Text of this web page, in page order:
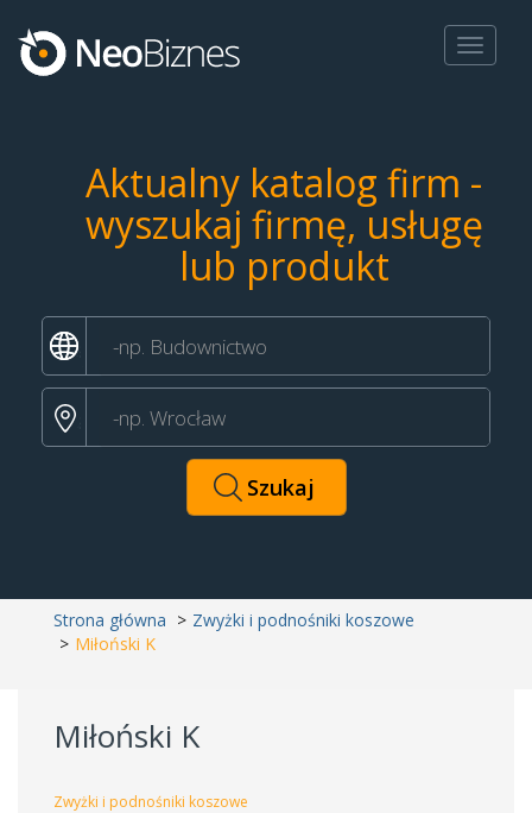
Toggle
Aktualny katalog firm -
wyszukaj firmę, usługę
lub produkt
Strona główna
Zwyżki i podnośniki koszowe
Miłoński K
Miłoński K
Zwyżki i podnośniki koszowe